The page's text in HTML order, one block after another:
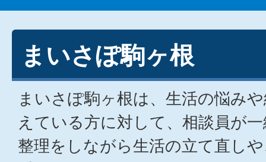
まいさぽ駒ヶ根
まいさぽ駒ヶ根は、生活の悩み
えている方に対して、相談員が
整理をしながら生活の立て直し